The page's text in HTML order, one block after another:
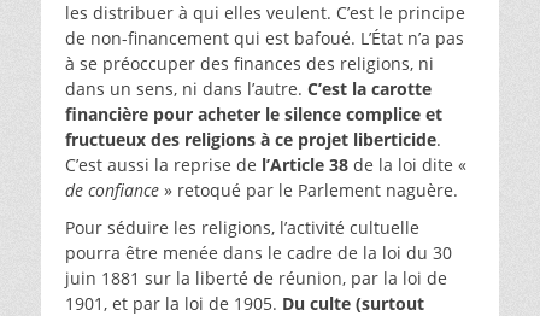
les distribuer à qui elles veulent. C’est le principe
de non-financement qui est bafoué. L’État n’a pas
à se préoccuper des finances des religions, ni
dans un sens, ni dans l’autre. C’est la carotte
financière pour acheter le silence complice et
fructueux des religions à ce projet liberticide.
C’est aussi la reprise de l’Article 38 de la loi dite «
de confiance » retoqué par le Parlement naguère.
Pour séduire les religions, l’activité cultuelle
pourra être menée dans le cadre de la loi du 30
juin 1881 sur la liberté de réunion, par la loi de
1901, et par la loi de 1905. Du culte (surtout